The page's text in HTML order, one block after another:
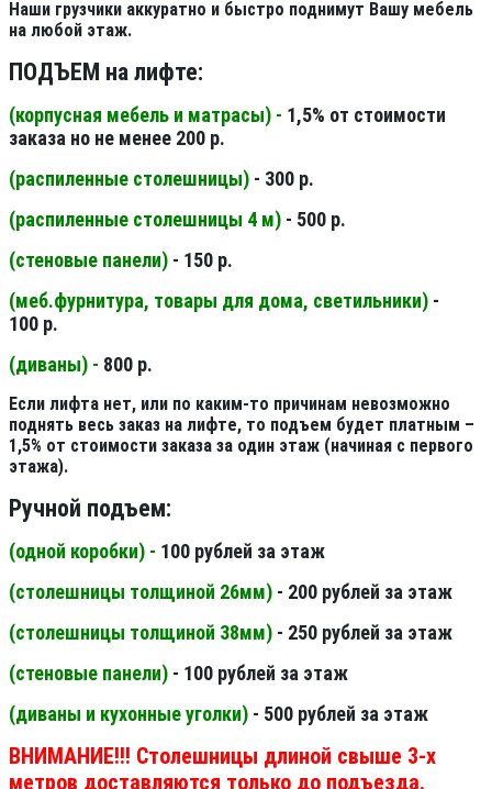
Наши грузчики аккуратно и быстро поднимут Вашу мебель
на любой этаж.
ПОДЪЕМ на лифте:
(корпусная мебель и матрасы) - 1,5% от стоимости
заказа но не менее 200 р.
(распиленные столешницы) - 300 р.
(распиленные столешницы 4 м) - 500 р.
(стеновые панели) - 150 р.
(меб.фурнитура, товары для дома, светильники) -
100 р.
(диваны) - 800 р.
Если лифта нет, или по каким-то причинам невозможно
поднять весь заказ на лифте, то подъем будет платным –
1,5% от стоимости заказа за один этаж (начиная с первого
этажа).
Ручной подъем:
(одной коробки) - 100 рублей за этаж
(столешницы толщиной 26мм) - 200 рублей за этаж
(столешницы толщиной 38мм) - 250 рублей за этаж
(стеновые панели) - 100 рублей за этаж
(диваны и кухонные уголки) - 500 рублей за этаж
ВНИМАНИЕ!!! Столешницы длиной свыше 3-х
метров доставляются только до подъезда.